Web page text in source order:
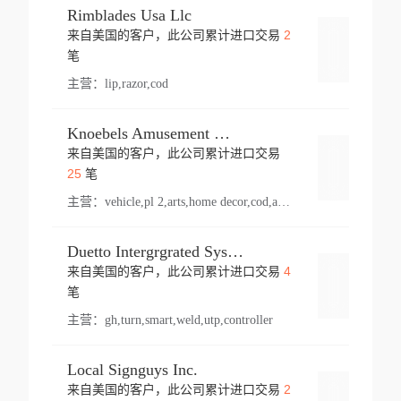
Rimblades Usa Llc
来自美国的客户，此公司累计进口交易 2
笔
主营： lip,razor,cod
Knoebels Amusement Resort
来自美国的客户，此公司累计进口交易
25笔
主营： vehicle,pl 2,arts,home decor,cod,amusement ride,sea
Duetto Intergrgrated Systems Inc.
来自美国的客户，此公司累计进口交易 4
笔
主营： gh,turn,smart,weld,utp,controller
Local Signguys Inc.
来自美国的客户，此公司累计进口交易 2